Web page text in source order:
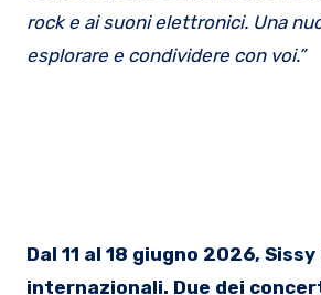
rock e ai suoni elettronici. Una
esplorare e condividere con voi.”
Dal 11 al 18 giugno 2026,
internazionali. Due dei